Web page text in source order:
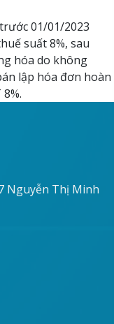
01/01/2023
suất 8%, sau
hóa do không
lập hóa đơn hoàn
Nguyễn Thị Minh